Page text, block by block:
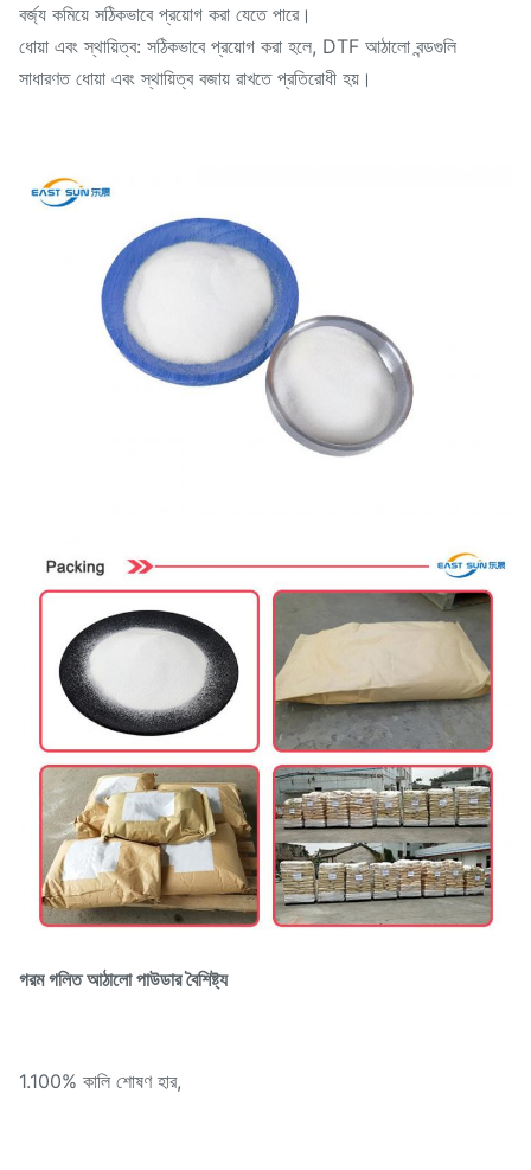
বর্জ্য কমিয়ে সঠিকভাবে প্রয়োগ করা যেতে পারে।
ধোয়া এবং স্থায়িত্ব: সঠিকভাবে প্রয়োগ করা হলে, DTF আঠালো বন্ডগুলি
সাধারণত ধোয়া এবং স্থায়িত্ব বজায় রাখতে প্রতিরোধী হয়।
গরম গলিত আঠালো পাউডার বৈশিষ্ট্য
1.100% কালি শোষণ হার,